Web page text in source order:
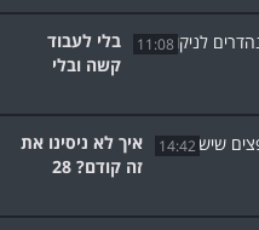
11:08
בלי לעבוד
קשה ובלי
14:42
איך לא ניסינו את
זה קודם? 28